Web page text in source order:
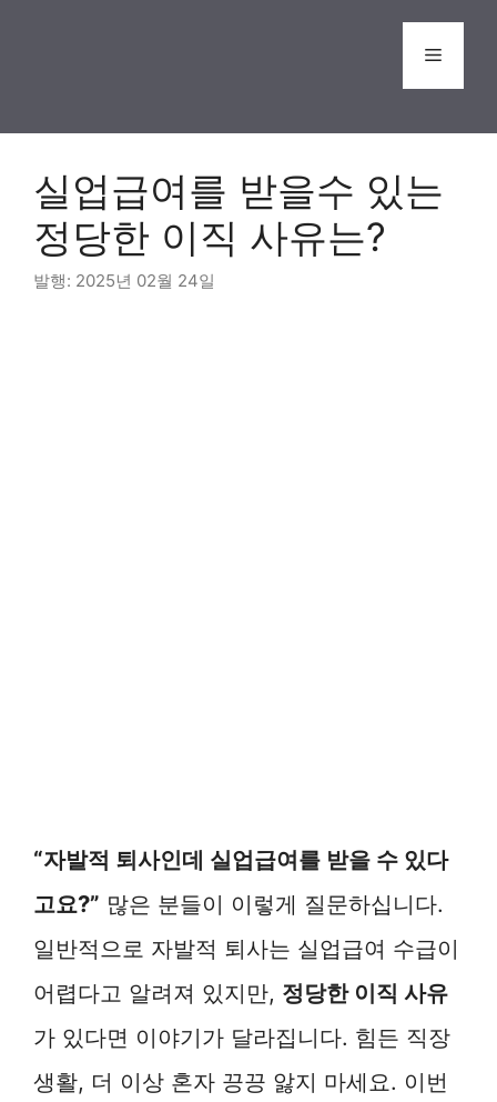
Menu
실업급여를 받을수 있는
정당한 이직 사유는?
2025년 02월 24일
“자발적 퇴사인데 실업급여를 받을 수 있다
고요?” 많은 분들이 이렇게 질문하십니다.
일반적으로 자발적 퇴사는 실업급여 수급이
어렵다고 알려져 있지만, 정당한 이직 사유
가 있다면 이야기가 달라집니다. 힘든 직장
생활, 더 이상 혼자 끙끙 앓지 마세요. 이번